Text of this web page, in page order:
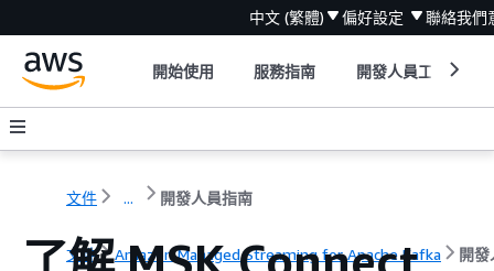
中文 (繁體) 偏好設定 聯絡我們
開始使用 服務指南 開發人員工具
文件 ... 開發人員指南
文件 Amazon Managed Streaming for Apache Kafka 開發
了解 MSK Connect